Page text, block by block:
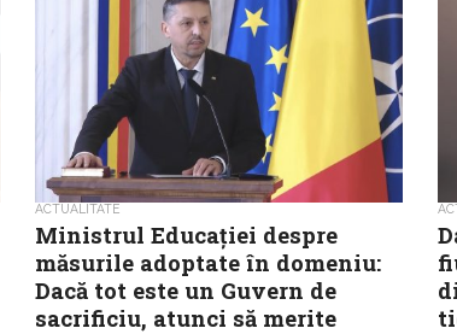
ACTUALITATE
Ministrul Educației despre
măsurile adoptate în domeniu:
Dacă tot este un Guvern de
sacrificiu, atunci să merite